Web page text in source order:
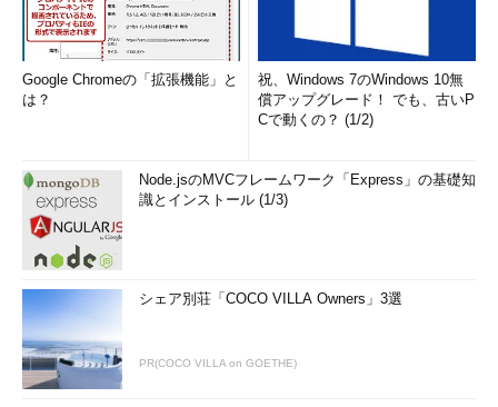
Google Chromeの「拡張機能」と
は？
祝、Windows 7のWindows 10無
償アップグレード！ でも、古いP
Cで動くの？ (1/2)
Node.jsのMVCフレームワーク「Express」の基礎知
識とインストール (1/3)
シェア別荘「COCO VILLA Owners」3選
PR(COCO VILLA on GOETHE)